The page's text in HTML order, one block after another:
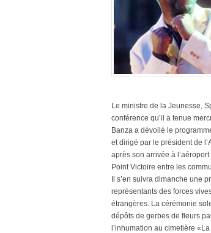
Le ministre de la Jeunesse,
conférence qu’il a tenue
Banza a dévoilé le
et dirigé par le président de
après son arrivée à
Point Victoire entre les
Il s’en suivra dimanche une
représentants des forces
étrangères. La cérémonie
dépôts de gerbes de fleurs
l’inhumation au cimetière